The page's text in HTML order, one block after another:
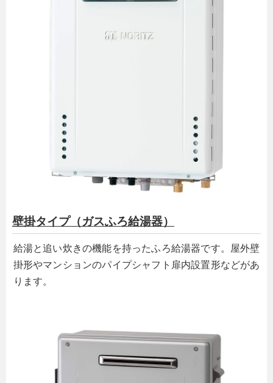
壁掛タイプ（ガスふろ給湯器）
給湯と追い炊きの機能を持ったふろ給湯器です。屋外壁
掛形やマンションのパイプシャフト扉内設置形などがあ
ります。